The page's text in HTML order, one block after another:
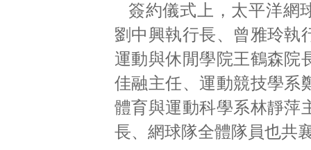
簽約儀式上，太平洋網
劉中興執行長、曾雅玲執
運動與休閒學院王鶴森院
佳融主任、運動競技學系
體育與運動科學系林靜萍
長、網球隊全體隊員也共